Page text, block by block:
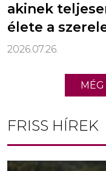
akinek
élete a
2026.07.26.
FRISS HÍREK